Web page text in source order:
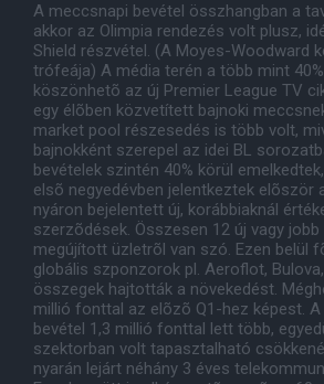
A meccsnapi bevétel összhangban a
akkor az Olimpia rendezés volt plusz,
Shield részvétel. (A Moyes-Woodward
trófeája) A média terén a több mint
köszönhetõ az új Premier League TV
egy élõben közvetített bajnoki
market pool részesedés is több volt,
bajnokként szerepel az idei BL
bevételek szintén 40% körül
elsõ negyedévben jelentkeztek elõször
nyáron bejelentett új, korábbiaknál
szerzõdések. Összesen 12 új vagy
megújított üzletrõl van szó. Ezen belül
globális szponzorok pl. Aeroflot,
összegek hajtották a növekedést.
millió fonttal az elõzõ Q1-hez képest.
bevétel 1,3 millió fonttal lett több,
szektorban volt tapasztalható
nyarán lejárt néhány 3 éves